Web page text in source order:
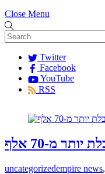
Close Menu
Twitter
Facebook
YouTube
RSS
uncategorizedempire news,